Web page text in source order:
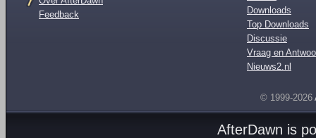
Feedback
Downloads
Top Downloads
Discussie
Vraag en
Nieuws2.nl
© 1999-2026
AfterDawn is